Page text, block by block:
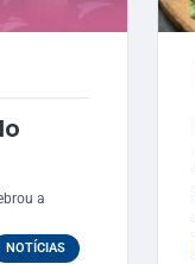
a
NOTÍCIAS